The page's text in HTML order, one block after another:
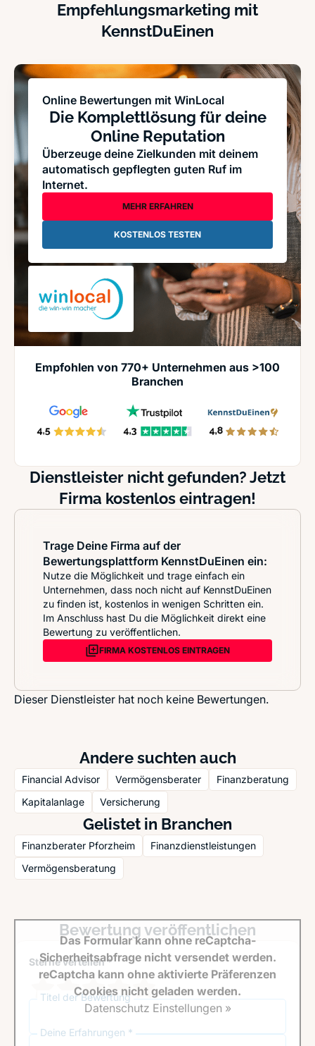
Empfehlungsmarketing mit
KennstDuEinen
Online Bewertungen mit WinLocal
Die Komplettlösung für deine
Online Reputation
Überzeuge deine Zielkunden mit deinem
automatisch gepflegten guten Ruf im
Internet.
MEHR ERFAHREN
KOSTENLOS TESTEN
Empfohlen von 770+ Unternehmen aus >100
Branchen
Dienstleister nicht gefunden? Jetzt
Firma kostenlos eintragen!
Trage Deine Firma auf der
Bewertungsplattform KennstDuEinen ein:
Nutze die Möglichkeit und trage einfach ein
Unternehmen, dass noch nicht auf KennstDuEinen
zu finden ist, kostenlos in wenigen Schritten ein.
Im Anschluss hast Du die Möglichkeit direkt eine
Bewertung zu veröffentlichen.
FIRMA KOSTENLOS EINTRAGEN
Dieser Dienstleister hat noch keine Bewertungen.
Andere suchten auch
Financial Advisor Vermögensberater
Finanzberatung
Kapitalanlage
Versicherung
Gelistet in Branchen
Finanzberater Pforzheim
Finanzdienstleistungen
Vermögensberatung
Bewertung veröffentlichen
Sterne verteilen *
Titel der Bewertung
Deine Erfahrungen *
Das Formular kann ohne reCaptcha-
Sicherheitsabfrage nicht versendet werden.
reCaptcha kann ohne aktivierte Präferenzen
Cookies nicht geladen werden.
Datenschutz Einstellungen »